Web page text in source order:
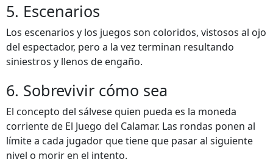
5. Escenarios
Los escenarios y los juegos son coloridos, vistosos al ojo
del espectador, pero a la vez terminan resultando
siniestros y llenos de engaño.
6. Sobrevivir cómo sea
El concepto del sálvese quien pueda es la moneda
corriente de El Juego del Calamar. Las rondas ponen al
límite a cada jugador que tiene que pasar al siguiente
nivel o morir en el intento.